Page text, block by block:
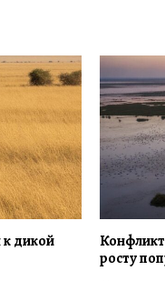
к дикой
росту